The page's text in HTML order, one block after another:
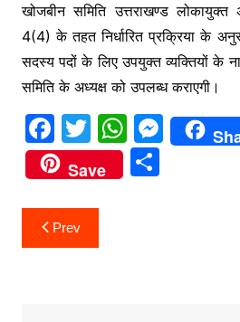
खोजबीन समिति उत्तराखण्ड
4(4) के तहत निर्धारित प्रक्रिया के
सदस्य पदों के लिए उपयुक्त व्यक्तियों के
समिति के अध्यक्ष को उपलब्ध कराएगी।
F
a
c
e
b
T
w
itt
er
W
h
at
M
e
Save
S
Post
navigation
Prev